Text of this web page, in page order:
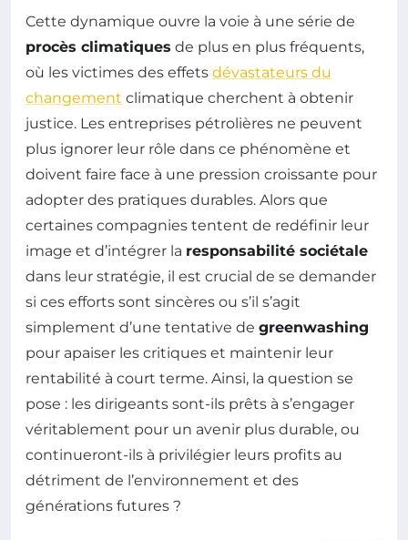
Cette dynamique ouvre la voie à une série de
procès climatiques de plus en plus fréquents,
où les victimes des effets dévastateurs du
changement climatique cherchent à obtenir
justice. Les entreprises pétrolières ne peuvent
plus ignorer leur rôle dans ce phénomène et
doivent faire face à une pression croissante pour
adopter des pratiques durables. Alors que
certaines compagnies tentent de redéfinir leur
image et d’intégrer la responsabilité sociétale
dans leur stratégie, il est crucial de se demander
si ces efforts sont sincères ou s’il s’agit
simplement d’une tentative de greenwashing
pour apaiser les critiques et maintenir leur
rentabilité à court terme. Ainsi, la question se
pose : les dirigeants sont-ils prêts à s’engager
véritablement pour un avenir plus durable, ou
continueront-ils à privilégier leurs profits au
détriment de l’environnement et des
générations futures ?